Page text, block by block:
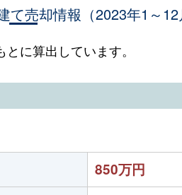
売却情報（2023年1～12
に算出しています。
850万円